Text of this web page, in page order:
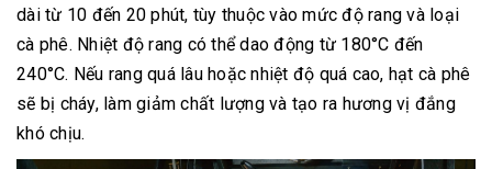
dài từ 10 đến 20 phút, tùy thuộc vào mức độ rang và loại
cà phê. Nhiệt độ rang có thể dao động từ 180°C đến
240°C. Nếu rang quá lâu hoặc nhiệt độ quá cao, hạt cà phê
sẽ bị cháy, làm giảm chất lượng và tạo ra hương vị đắng
khó chịu.